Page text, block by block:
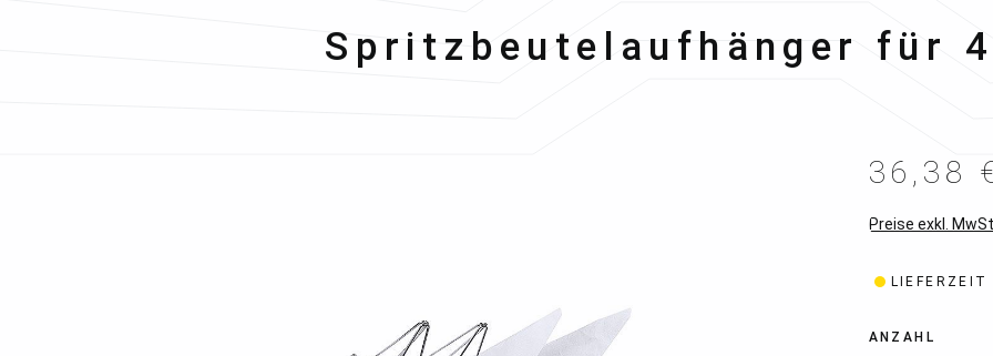
Contacto
Spritzbeutelaufhänger für
36,38
Preise exkl.
ANZAHL